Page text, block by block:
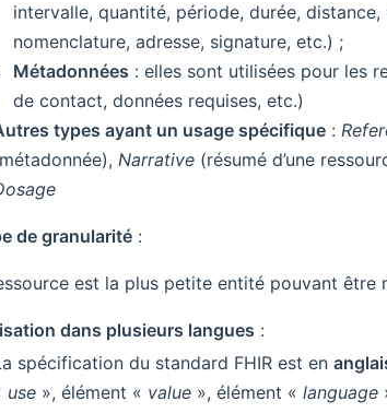
intervalle, quantité, période, durée, distance,
nomenclature, adresse, signature, etc.) ;
Métadonnées : elles sont utilisées pour les
de contact, données requises, etc.)
types ayant un usage spécifique:
Narrative(résumé d’une
de granularité :
est la plus petite entité pouvant être
dans plusieurs langues :
spécification du standard FHIR est en
use», élément « value», élément « language